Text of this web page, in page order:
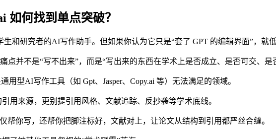
如何找到单点突破？
生和研究者的AI写作助手。但如果你认为它只是“套了 GPT 的编辑界面”，就
并不是“写不出来”，而是“写出来的东西在学术上是否成立、是否可交、是
型AI写作工具（如 Gpt、Jasper、Copy.ai 等）无法满足的领域。
用来源，更别提引用风格、文献追踪、反抄袭等学术底线。
帮你写，还帮你把脚注标好，文献对上，让论文从结构到引用都严丝合缝。